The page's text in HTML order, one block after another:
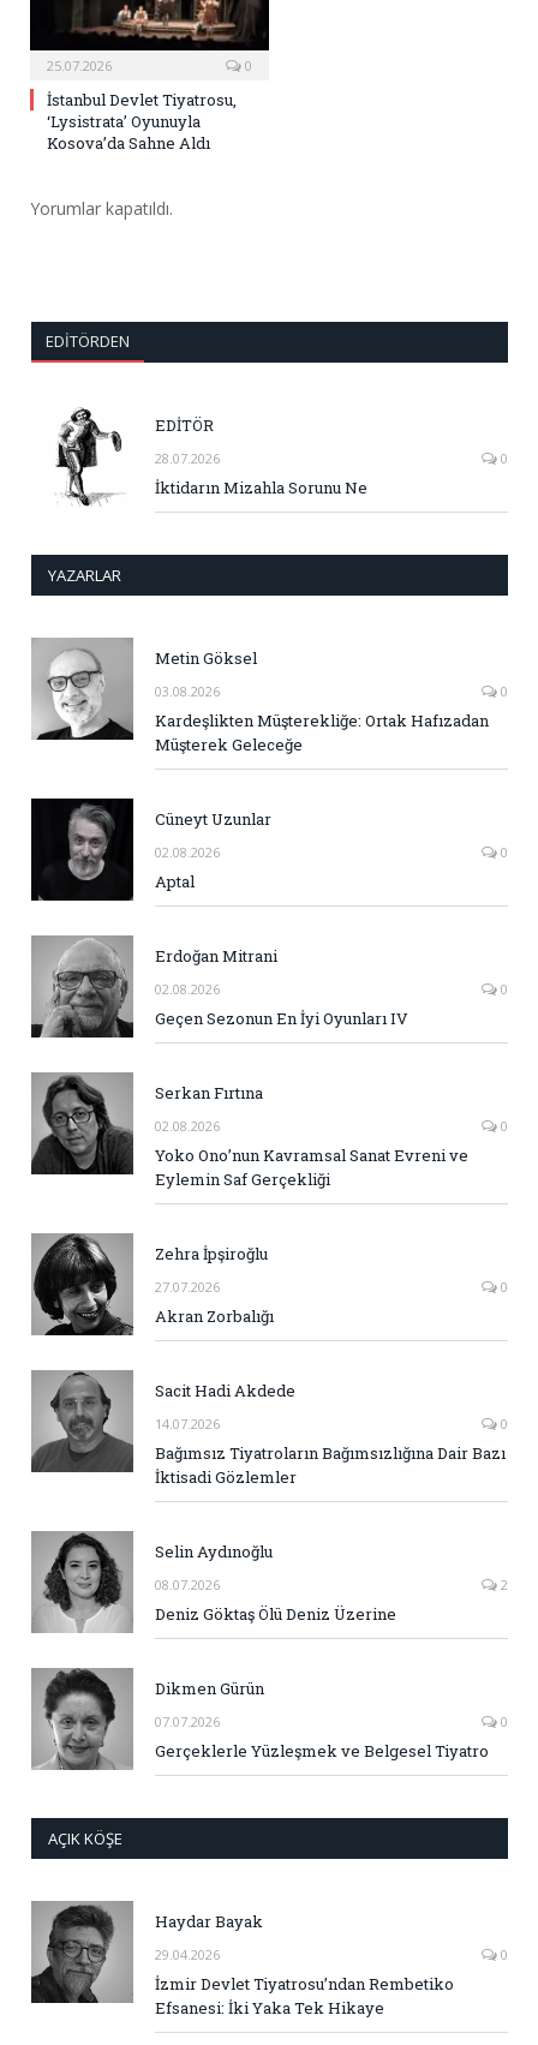
25.07.2026 0
İstanbul Devlet Tiyatrosu,
‘Lysistrata’ Oyunuyla
Kosova’da Sahne Aldı
Yorumlar kapatıldı.
EDITÖRDEN
EDİTÖR
28.07.2026 0
İktidarın Mizahla Sorunu Ne
YAZARLAR
Metin Göksel
03.08.2026 0
Kardeşlikten Müşterekliğe: Ortak Hafızadan
Müşterek Geleceğe
Cüneyt Uzunlar
02.08.2026 0
Aptal
Erdoğan Mitrani
02.08.2026 0
Geçen Sezonun En İyi Oyunları IV
Serkan Fırtına
02.08.2026 0
Yoko Ono’nun Kavramsal Sanat Evreni ve
Eylemin Saf Gerçekliği
Zehra İpşiroğlu
27.07.2026 0
Akran Zorbalığı
Sacit Hadi Akdede
14.07.2026 0
Bağımsız Tiyatroların Bağımsızlığına Dair Bazı
İktisadi Gözlemler
Selin Aydınoğlu
08.07.2026 2
Deniz Göktaş Ölü Deniz Üzerine
Dikmen Gürün
07.07.2026 0
Gerçeklerle Yüzleşmek ve Belgesel Tiyatro
AÇIK KÖŞE
Haydar Bayak
29.04.2026 0
İzmir Devlet Tiyatrosu’ndan Rembetiko
Efsanesi: İki Yaka Tek Hikaye